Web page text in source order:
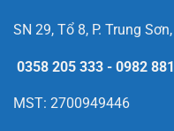
SN 29, Tổ 8, P. Trung
0358 205 333 - 0982
MST: 2700949446